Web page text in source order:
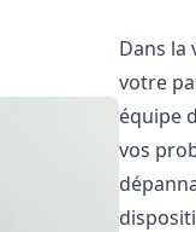
Dans la
votre
équipe
vos